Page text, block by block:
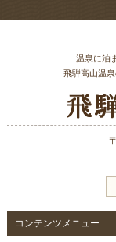
温泉に泊
飛騨高山温
コンテンツメニュー